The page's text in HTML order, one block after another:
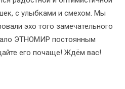
с улыбками и смехом. Мы
эхо того замечательного
ЭТНОМИР постоянным
его почаще! Ждём вас!